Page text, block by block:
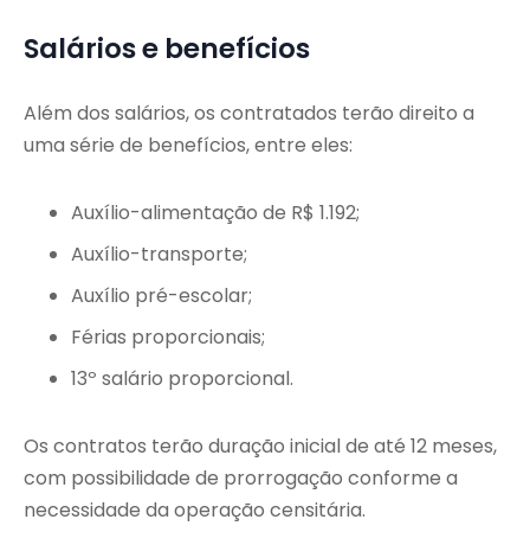
Salários e benefícios
Além dos salários, os contratados terão direito a
uma série de benefícios, entre eles:
Auxílio-alimentação de R$ 1.192;
Auxílio-transporte;
Auxílio pré-escolar;
Férias proporcionais;
13º salário proporcional.
Os contratos terão duração inicial de até 12 meses,
com possibilidade de prorrogação conforme a
necessidade da operação censitária.